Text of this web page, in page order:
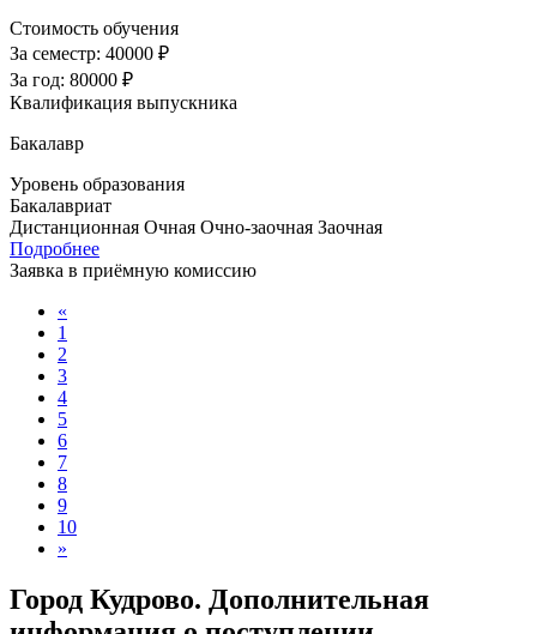
Стоимость обучения
За семестр: 40000 ₽
За год: 80000 ₽
Квалификация выпускника
Бакалавр
Уровень образования
Бакалавриат
Дистанционная Очная Очно-заочная Заочная
Подробнее
Заявка в приёмную комиссию
«
1
2
3
4
5
6
7
8
9
10
»
Город Кудрово. Дополнительная